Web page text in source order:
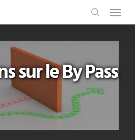
search
Menu
sur le By Pass